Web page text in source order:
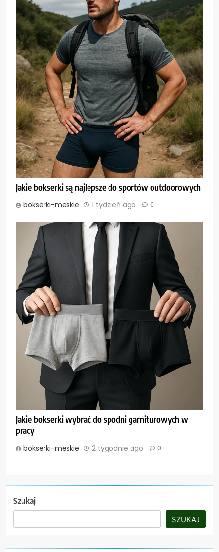
Jakie bokserki są najlepsze do sportów outdoorowych
bokserki-meskie 1 tydzień ago 0
Jakie bokserki wybrać do spodni garniturowych w
pracy
bokserki-meskie 2 tygodnie ago 0
Szukaj
SZUKAJ